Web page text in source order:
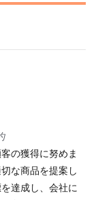
の獲得に努めま
な商品を提案し
達成し、会社に